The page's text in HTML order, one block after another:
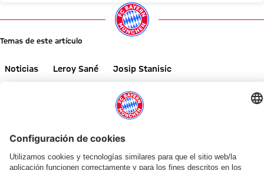
Temas de este artículo
Noticias Leroy Sané
Josip Stanisic
NOTICIAS RELACIONADAS